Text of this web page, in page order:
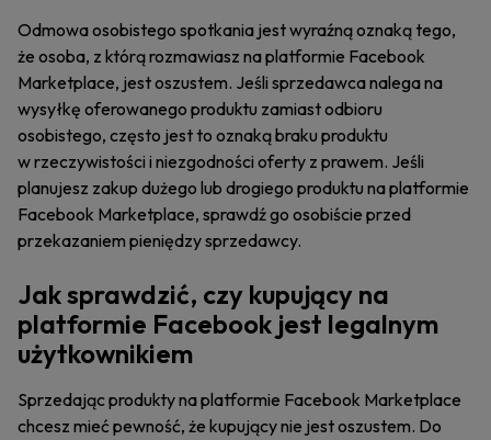
Odmowa osobistego spotkania jest wyraźną oznaką tego,
że osoba, z którą rozmawiasz na platformie Facebook
Marketplace, jest oszustem. Jeśli sprzedawca nalega na
wysyłkę oferowanego produktu zamiast odbioru
osobistego, często jest to oznaką braku produktu
w rzeczywistości i niezgodności oferty z prawem. Jeśli
planujesz zakup dużego lub drogiego produktu na platformie
Facebook Marketplace, sprawdź go osobiście przed
przekazaniem pieniędzy sprzedawcy.
Jak sprawdzić, czy kupujący na
platformie Facebook jest legalnym
użytkownikiem
Sprzedając produkty na platformie Facebook Marketplace
chcesz mieć pewność, że kupujący nie jest oszustem. Do